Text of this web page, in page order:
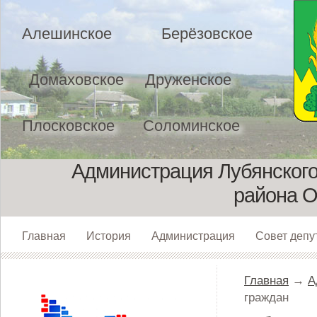
Алешинское Берёзовское
Домаховское Друженское
Плосковское Соломинское
Главная История Администрация Совет
Администрация
района
Главная →
граждан